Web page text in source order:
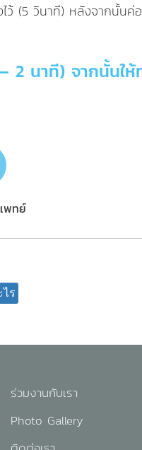
ไว้ (5 วินาที) หลังจากนั้น
2 นาที) จากนั้นใ
พทย์
ร
ร่วมงานกับเรา
Photo Gallery